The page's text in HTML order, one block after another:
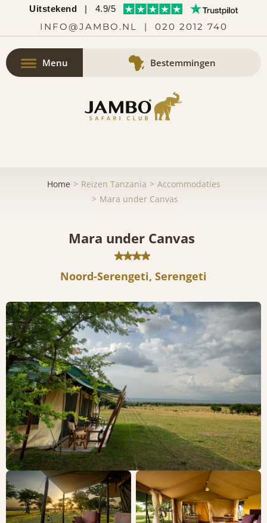
Uitstekend | 4.9/5
INFO@JAMBO.NL | 020 2012 740
Menu Bestemmingen
Home Reizen Tanzania
Accommodaties
Mara under Canvas
Mara under Canvas
Noord-Serengeti, Serengeti